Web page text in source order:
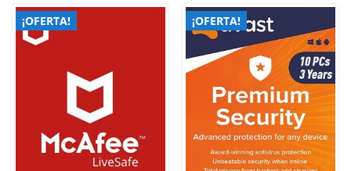
¡OFERTA! ¡OFERTA!